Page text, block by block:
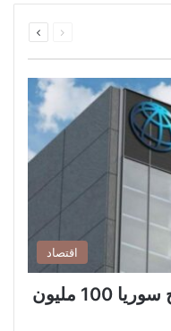
الصفحةالصفحة
اقتصاد
البنك الدولي يوافق على منح سوريا 100 مليون